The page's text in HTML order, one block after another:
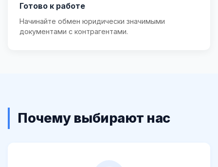
Готово к работе
Начинайте обмен юридически значимыми
документами с контрагентами.
Почему выбирают нас